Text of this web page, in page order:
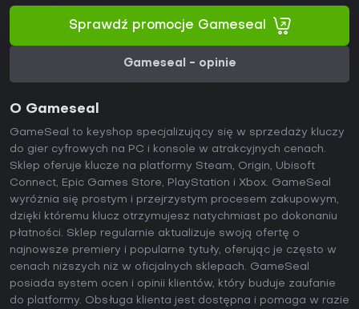
Sprawdź promocje Gameseal
Gameseal - opinie
O Gameseal
GameSeal to keyshop specjalizujący się w sprzedaży kluczy
do gier cyfrowych na PC i konsole w atrakcyjnych cenach.
Sklep oferuje klucze na platformy Steam, Origin, Ubisoft
Connect, Epic Games Store, PlayStation i Xbox. GameSeal
wyróżnia się prostym i przejrzystym procesem zakupowym,
dzięki któremu klucz otrzymujesz natychmiast po dokonaniu
płatności. Sklep regularnie aktualizuje swoją ofertę o
najnowsze premiery i popularne tytuły, oferując je często w
cenach niższych niż w oficjalnych sklepach. GameSeal
posiada system ocen i opinii klientów, który buduje zaufanie
do platformy. Obsługa klienta jest dostępna i pomaga w razie